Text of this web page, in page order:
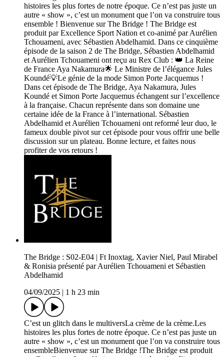
histoires les plus fortes de notre époque. Ce n’est pas juste un
autre « show », c’est un monument que l’on va construire tous
ensemble ! Bienvenue sur The Bridge ! The Bridge est
produit par Excellence Sport Nation et co-animé par Aurélien
Tchouameni, avec Sébastien Abdelhamid. Dans ce cinquième
épisode de la saison 2 de The Bridge, Sébastien Abdelhamid
et Aurélien Tchouameni ont reçu au Rex Club : 👑 La Reine
de France Aya Nakamura🌟 Le Ministre de l’élégance Jules
Koundé💡Le génie de la mode Simon Porte Jacquemus !
Dans cet épisode de The Bridge, Aya Nakamura, Jules
Koundé et Simon Porte Jacquemus échangent sur l’excellence
à la française. Chacun représente dans son domaine une
certaine idée de la France à l’international. Sébastien
Abdelhamid et Aurélien Tchouameni ont reformé leur duo, le
fameux double pivot sur cet épisode pour vous offrir une belle
discussion sur un plateau. Bonne lecture, et faites nous
profiter de vos retours !
The Bridge : S02-E04 | Ft Inoxtag, Xavier Niel, Paul Mirabel
& Ronisia présenté par Aurélien Tchouameni et Sébastien
Abdelhamid
04/09/2025
1 h 23 min
C’est un glitch dans le multiversLa crème de la crème.Les
histoires les plus fortes de notre époque. Ce n’est pas juste un
autre « show », c’est un monument que l’on va construire tous
ensembleBienvenue sur The Bridge !The Bridge est produit